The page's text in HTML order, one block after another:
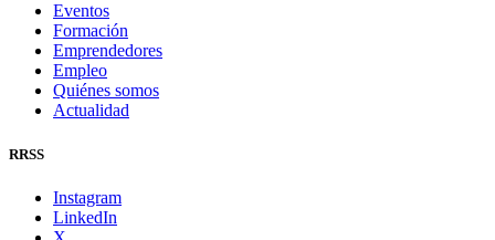
Eventos
Formación
Emprendedores
Empleo
Quiénes somos
Actualidad
RRSS
Instagram
LinkedIn